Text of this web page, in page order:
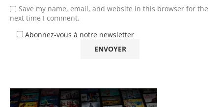
Save my name, email, and website in this browser for the
next time I comment.
Abonnez-vous à notre newsletter